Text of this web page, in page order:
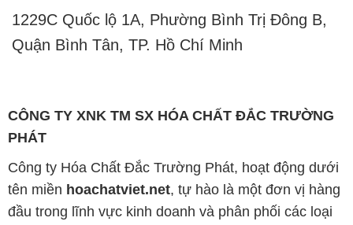
1229C Quốc lộ 1A, Phường Bình Trị Đông B,
Quận Bình Tân, TP. Hồ Chí Minh
CÔNG TY XNK TM SX HÓA CHẤT ĐẮC TRƯỜNG
PHÁT
Công ty Hóa Chất Đắc Trường Phát, hoạt động dưới
tên miền hoachatviet.net, tự hào là một đơn vị hàng
đầu trong lĩnh vực kinh doanh và phân phối các loại